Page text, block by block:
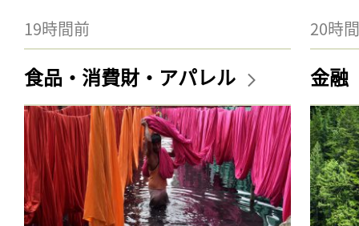
19時間前 20時
食品・消費財・アパレル 金融